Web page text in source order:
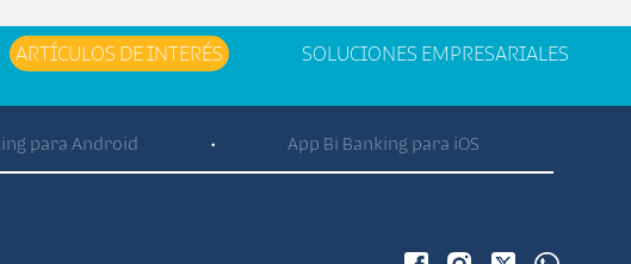
ARTÍCULOS DE INTERÉS
SOLUCIONES EMPRESARIALES
para Android • App Bi Banking para iOS